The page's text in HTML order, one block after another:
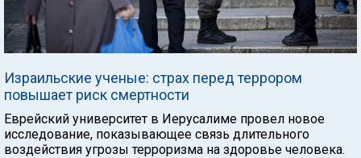
Израильские ученые: страх перед террором
повышает риск смертности
Еврейский университет в Иерусалиме провел новое
исследование, показывающее связь длительного
воздействия угрозы терроризма на здоровье человека.